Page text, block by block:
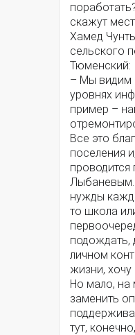
скажут
Хамед
сельского
Тюменский:
– Мы видим
уровнях
пример –
Все это
поселения
Лыбаневым.
нужды
то школа
подождать,
личном
жизни, хочу
Но мало, на
заменить
тут,